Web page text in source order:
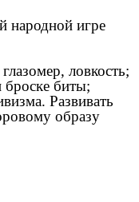
народной игре
ловкость;
биты;
Развивать
образу